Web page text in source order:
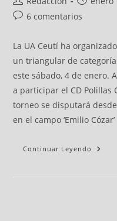
6 comentarios
La UA Ceutí ha
un triangular de
este sábado, 4 de enero.
a participar el CD Polillas
torneo se disputará
en el campo ‘Emilio
Continuar Leyendo